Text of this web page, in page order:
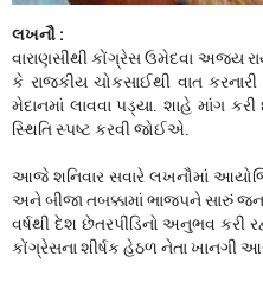
લખનૌ :
વારાણસીથી કોંગ્રેસ ઉમેદવા અજય
કે રાજકીય ચોકસાઈથી વાત
મેદાનમાં લાવવા પડ્યા. શાહે માંગ
સ્થિતિ સ્પષ્ટ કરવી જોઈએ.
આજે શનિવાર સવારે લખનૌમાં
અને બીજા તબક્કામાં ભાજપને સારું
વર્ષથી દેશ છેતરપીંડિનો અનુભવ કરી
કોંગ્રેસના શીર્ષક હેઠળ નેતા ખાનગી